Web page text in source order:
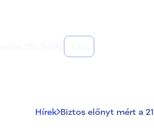
Hírek Biztos előnyt mért a